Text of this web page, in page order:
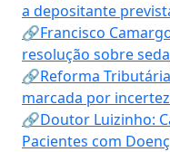
a depositante
🔗Francisco
resolução sobre
🔗Reforma
marcada por
🔗Doutor Luizinho:
Pacientes com